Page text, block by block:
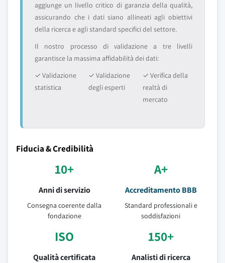
aggiunge un livello critico di garanzia della qualità,
assicurando che i dati siano allineati agli obiettivi
della ricerca e agli standard specifici del settore.
Il nostro processo di validazione a tre livelli
garantisce la massima affidabilità dei dati:
✓ Validazione
statistica
✓ Validazione
degli esperti
✓ Verifica della
realtà di
mercato
Fiducia & Credibilità
10+
Anni di servizio
Consegna coerente dalla
fondazione
A+
Accreditamento BBB
Standard professionali e
soddisfazioni
ISO
Qualità certificata
150+
Analisti di ricerca